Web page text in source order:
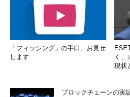
ダブルクリック1回でコンピュ
（Windows 7編）
コマンドラインから電源オフ
シャットダウン画面で［休止
Windows 10でスリープ中、自
「フィッシング」の手口、お見せ
します
く、
現状
ブロックチェーンの実